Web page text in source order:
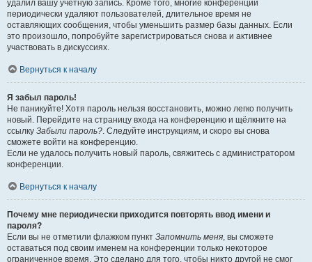
удалил вашу учётную запись. Кроме того, многие конференции
периодически удаляют пользователей, длительное время не
оставляющих сообщения, чтобы уменьшить размер базы данных. Если
это произошло, попробуйте зарегистрироваться снова и активнее
участвовать в дискуссиях.
Вернуться к началу
Я забыл пароль!
Не паникуйте! Хотя пароль нельзя восстановить, можно легко получить
новый. Перейдите на страницу входа на конференцию и щёлкните на
ссылку Забыли пароль?. Следуйте инструкциям, и скоро вы снова
сможете войти на конференцию.
Если не удалось получить новый пароль, свяжитесь с администратором
конференции.
Вернуться к началу
Почему мне периодически приходится повторять ввод имени и
пароля?
Если вы не отметили флажком пункт Запомнить меня, вы сможете
оставаться под своим именем на конференции только некоторое
ограниченное время. Это сделано для того, чтобы никто другой не смог